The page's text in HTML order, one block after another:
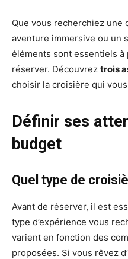
Que vous recherchiez une
aventure immersive ou un
éléments sont essentiels à
réserver. Découvrez trois
choisir la croisière qui
Définir ses
budget
Quel type de
Avant de réserver, il est
type d’expérience vous
varient en fonction des
proposées. Si vous rêvez